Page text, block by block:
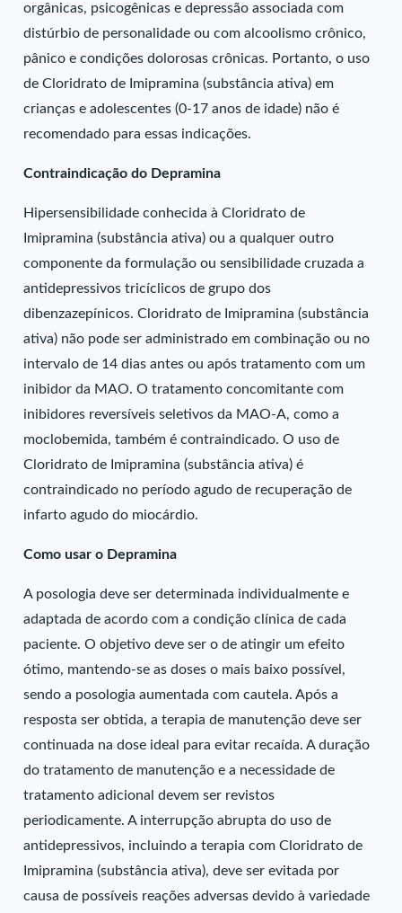
orgânicas, psicogênicas e depressão associada com
distúrbio de personalidade ou com alcoolismo crônico,
pânico e condições dolorosas crônicas. Portanto, o uso
de Cloridrato de Imipramina (substância ativa) em
crianças e adolescentes (0-17 anos de idade) não é
recomendado para essas indicações.
Contraindicação do Depramina
Hipersensibilidade conhecida à Cloridrato de
Imipramina (substância ativa) ou a qualquer outro
componente da formulação ou sensibilidade cruzada a
antidepressivos tricíclicos de grupo dos
dibenzazepínicos. Cloridrato de Imipramina (substância
ativa) não pode ser administrado em combinação ou no
intervalo de 14 dias antes ou após tratamento com um
inibidor da MAO. O tratamento concomitante com
inibidores reversíveis seletivos da MAO-A, como a
moclobemida, também é contraindicado. O uso de
Cloridrato de Imipramina (substância ativa) é
contraindicado no período agudo de recuperação de
infarto agudo do miocárdio.
Como usar o Depramina
A posologia deve ser determinada individualmente e
adaptada de acordo com a condição clínica de cada
paciente. O objetivo deve ser o de atingir um efeito
ótimo, mantendo-se as doses o mais baixo possível,
sendo a posologia aumentada com cautela. Após a
resposta ser obtida, a terapia de manutenção deve ser
continuada na dose ideal para evitar recaída. A duração
do tratamento de manutenção e a necessidade de
tratamento adicional devem ser revistos
periodicamente. A interrupção abrupta do uso de
antidepressivos, incluindo a terapia com Cloridrato de
Imipramina (substância ativa), deve ser evitada por
causa de possíveis reações adversas devido à variedade